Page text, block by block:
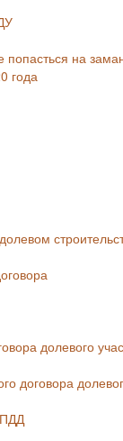
попасться на
года
долевого
договора